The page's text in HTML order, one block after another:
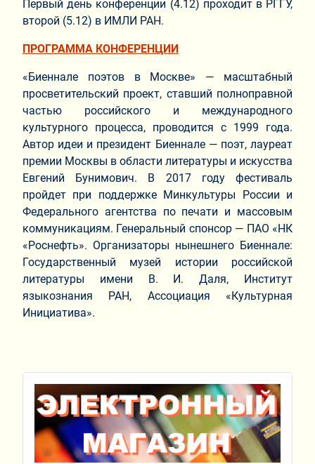
Первый день конференции (4.12) проходит в РГГУ,
второй (5.12) в ИМЛИ РАН.
ПРОГРАММА КОНФЕРЕНЦИИ
«Биеннале поэтов в Москве» — масштабный
просветительский проект, ставший полноправной
частью российского и международного
культурного процесса, проводится с 1999 года.
Автор идеи и президент Биеннале — поэт, лауреат
премии Москвы в области литературы и искусства
Евгений Бунимович. В 2017 году фестиваль
пройдет при поддержке Минкультуры России и
Федерального агентства по печати и массовым
коммуникациям. Генеральный спонсор — ПАО «НК
«Роснефть». Организаторы нынешнего Биеннале:
Государственный музей истории российской
литературы имени В. И. Даля, Институт
языкознания РАН, Ассоциация «Культурная
Инициатива».